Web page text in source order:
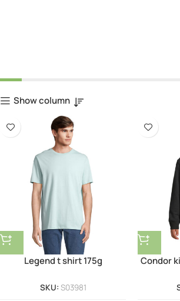
Show column
Legend t shirt 175g
SKU: S03981
Condor